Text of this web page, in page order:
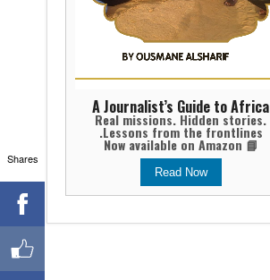
A Journalist’s Guide to Africa
Real missions. Hidden stories.
Lessons from the frontlines.
📘 Now available on Amazon
Read Now
Shares